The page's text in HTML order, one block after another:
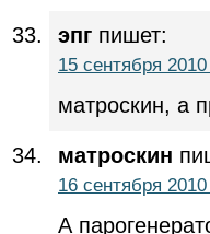
эпг пишет:
15 сентября
матроскин, а
матроскин
16 сентября
А